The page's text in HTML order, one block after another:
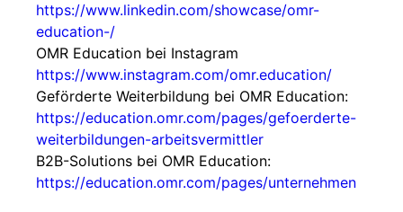
https://www.linkedin.com/showcase/omr-
education-/
OMR Education bei Instagram
https://www.instagram.com/omr.education/
Geförderte Weiterbildung bei OMR Education:
https://education.omr.com/pages/gefoerderte-
weiterbildungen-arbeitsvermittler
B2B-Solutions bei OMR Education:
https://education.omr.com/pages/unternehmen